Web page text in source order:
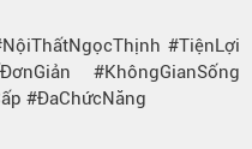
#TiệnLợi
#KhôngGianSống
#ĐaChứcNăng